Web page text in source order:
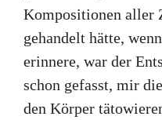
Kompositionen aller
gehandelt hätte,
erinnere, war der
schon gefasst, mir
den Körper